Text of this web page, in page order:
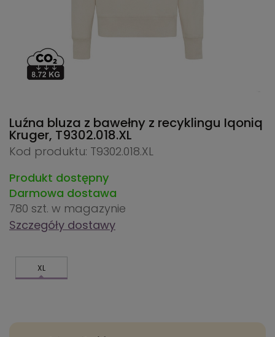
Luźna bluza z bawełny z recyklingu Iqoniq
Kruger, T9302.018.XL
Kod produktu: T9302.018.XL
Produkt dostępny
Darmowa dostawa
780 szt. w magazynie
Szczegóły dostawy
XL